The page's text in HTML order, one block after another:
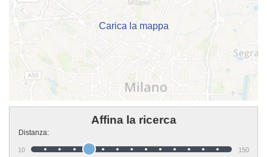
Carica la mappa
Affina la ricerca
Distanza:
10 150